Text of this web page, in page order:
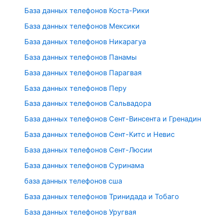
База данных телефонов Коста-Рики
База данных телефонов Мексики
База данных телефонов Никарагуа
База данных телефонов Панамы
База данных телефонов Парагвая
База данных телефонов Перу
База данных телефонов Сальвадора
База данных телефонов Сент-Винсента и Гренадин
База данных телефонов Сент-Китс и Невис
База данных телефонов Сент-Люсии
База данных телефонов Суринама
база данных телефонов сша
База данных телефонов Тринидада и Тобаго
База данных телефонов Уругвая